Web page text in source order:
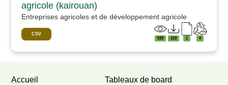
agricole (kairouan)
Entreprises agricoles et de développement agricole
CSV
533 210 1 0
Accueil
Tableaux de board